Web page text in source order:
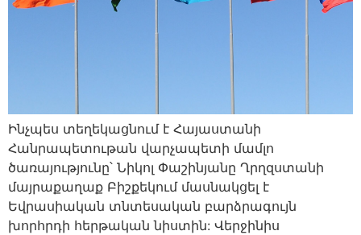
Ինչպես տեղեկացնում է Հայաստանի
Հանրապետութան վարչապետի մամլո
ծառայությունը՝ Նիկոլ Փաշինյանը Ղրղզստանի
մայրաքաղաք Բիշքեկում մասնակցել է
Եվրասիական տնտեսական բարձրագույն
խորհրդի հերթական նիստին: Վերջինիս